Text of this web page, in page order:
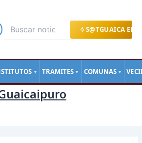
S@TGUAICA EN
▼ TRAMITES ▼ COMUNAS ▼